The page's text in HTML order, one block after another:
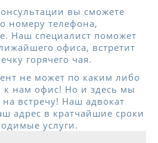
вы сможете
номеру телефона,
Наш специалист поможет
офиса, встретит
горячего чая.
не может по каким либо
к нам офис! Но и здесь мы
встречу! Наш адвокат
адрес в кратчайшие сроки
услуги.